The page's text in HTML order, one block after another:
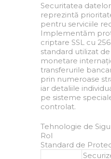
Securitatea
reprezintă
pentru serviciile
Implementăm
criptare SSL cu
standard utilizat
monetare
transferurile
prin numeroase
iar detaliile
pe sisteme
controlat.
Tehnologie de
Rol
Standard de